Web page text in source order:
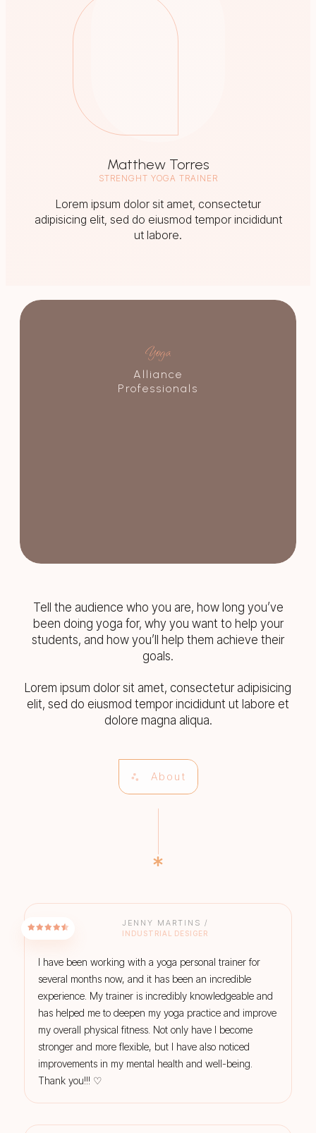
Matthew Torres
STRENGHT YOGA TRAINER
Lorem ipsum dolor sit amet, consectetur
adipisicing elit, sed do eiusmod tempor incididunt
ut labore.
Yoga
Alliance
Professionals
Tell the audience who you are, how long you’ve
been doing yoga for, why you want to help your
students, and how you’ll help them achieve their
goals.
Lorem ipsum dolor sit amet, consectetur adipisicing
elit, sed do eiusmod tempor incididunt ut labore et
dolore magna aliqua.
About
JENNY MARTINS /
INDUSTRIAL DESIGER
I have been working with a yoga personal trainer for
several months now, and it has been an incredible
experience. My trainer is incredibly knowledgeable and
has helped me to deepen my yoga practice and improve
my overall physical fitness. Not only have I become
stronger and more flexible, but I have also noticed
improvements in my mental health and well-being.
Thank you!!! ♡